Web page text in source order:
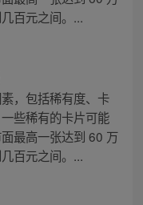
百元之间。...
，包括稀有度、卡
些稀有的卡片可能
最高一张达到 60 万
百元之间。...